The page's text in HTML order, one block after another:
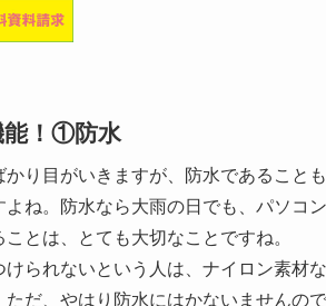
能！①防水
り目がいきますが、防水であること
ね。防水なら大雨の日でも、パソコ
とは、とても大切なことですね。
られないという人は、ナイロン素材
だ、やはり防水にはかないませんの